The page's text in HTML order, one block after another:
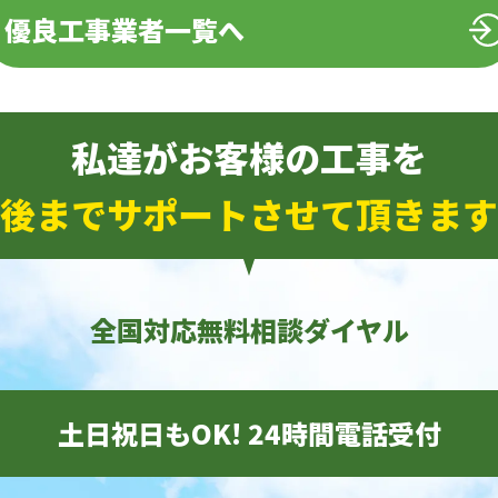
優良工事業者一覧へ
私達がお客様の工事を
までサポートさせて頂きま
全国対応無料相談ダイヤル
土日祝日もOK! 24時間電話受付